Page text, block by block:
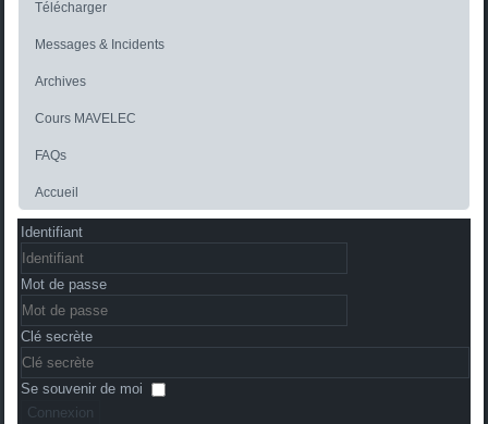
Télécharger
Messages & Incidents
Archives
Cours MAVELEC
FAQs
Accueil
Identifiant
Mot de passe
Clé secrète
Se souvenir de moi
Connexion